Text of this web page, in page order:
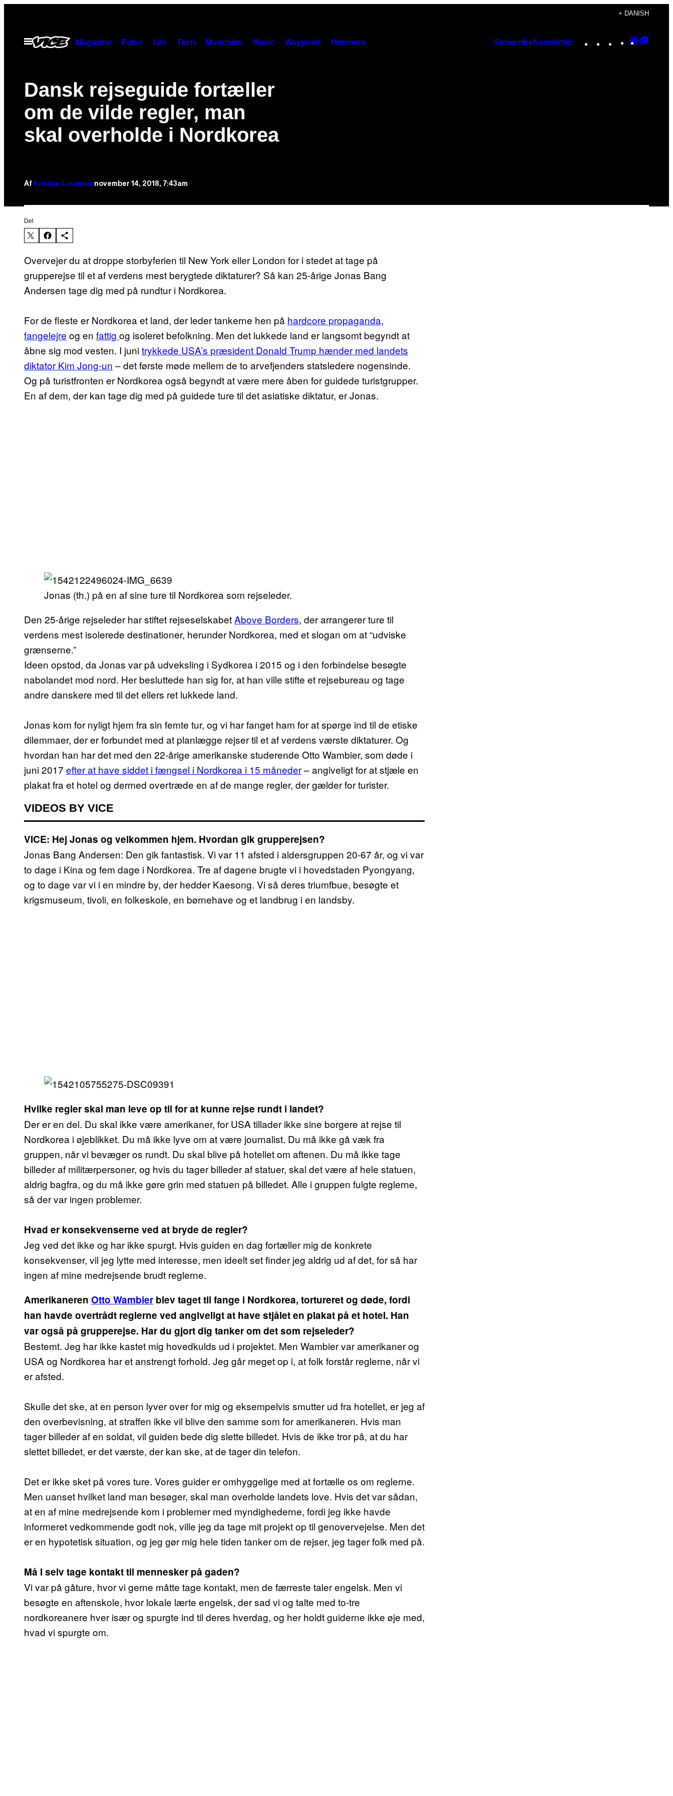
indhold
+ DANISH
Åbn
Menu
Magazine Pulse Life Tech Munchies Music Waypoint Members SubscribeNewsletter Instagram
TikTok
YouTube
Google
Dansk rejseguide fortæller
om de vilde regler, man
skal overholde i Nordkorea
Af Kristian Lauritzennovember 14, 2018, 7:43am
Del
Overvejer du at droppe storbyferien til New York eller London for i stedet at tage på
grupperejse til et af verdens mest berygtede diktaturer? Så kan 25-årige Jonas Bang
Andersen tage dig med på rundtur i Nordkorea.
For de fleste er Nordkorea et land, der leder tankerne hen på hardcore propaganda,
fangelejre og en fattig og isoleret befolkning. Men det lukkede land er langsomt begyndt at
åbne sig mod vesten. I junitrykkede USA’s præsident Donald Trump hænder med landets
diktator Kim Jong-un – det første møde mellem de to arvefjenders statsledere nogensinde.
Og på turistfronten er Nordkorea også begyndt at være mere åben for guidede turistgrupper.
En af dem, der kan tage dig med på guidede ture til det asiatiske diktatur, er Jonas.
Jonas (th.) på en af sine ture til Nordkorea som rejseleder.
Den 25-årige rejseleder har stiftet rejseselskabetAbove Borders, der arrangerer ture til
verdens mest isolerede destinationer, herunder Nordkorea, med et slogan om at “udviske
grænserne.”
Ideen opstod, da Jonas var på udveksling i Sydkorea i 2015 og i den forbindelse besøgte
nabolandet mod nord. Her besluttede han sig for, at han ville stifte et rejsebureau og tage
andre danskere med til det ellers ret lukkede land.
Jonas kom for nyligt hjem fra sin femte tur, og vi har fanget ham for at spørge ind til de etiske
dilemmaer, der er forbundet med at planlægge rejser til et af verdens værste diktaturer. Og
hvordan han har det med den 22-årige amerikanske studerende Otto Wambier, som døde i
juni 2017 efter at have siddet i fængsel i Nordkorea i 15 måneder– angiveligt for at stjæle en
plakat fra et hotel og dermed overtræde en af de mange regler, der gælder for turister.
VIDEOS BY VICE
VICE: Hej Jonas og velkommen hjem. Hvordan gik grupperejsen?
Jonas Bang Andersen: Den gik fantastisk. Vi var 11 afsted i aldersgruppen 20-67 år, og vi var
to dage i Kina og fem dage i Nordkorea. Tre af dagene brugte vi i hovedstaden Pyongyang,
og to dage var vi i en mindre by, der hedder Kaesong. Vi så deres triumfbue, besøgte et
krigsmuseum, tivoli, en folkeskole, en børnehave og et landbrug i en landsby.
Hvilke regler skal man leve op til for at kunne rejse rundt i landet?
Der er en del. Du skal ikke være amerikaner, for USA tillader ikke sine borgere at rejse til
Nordkorea i øjeblikket. Du må ikke lyve om at være journalist. Du må ikke gå væk fra
gruppen, når vi bevæger os rundt. Du skal blive på hotellet om aftenen. Du må ikke tage
billeder af militærpersoner, og hvis du tager billeder af statuer, skal det være af hele statuen,
aldrig bagfra, og du må ikke gøre grin med statuen på billedet. Alle i gruppen fulgte reglerne,
så der var ingen problemer.
Hvad er konsekvenserne ved at bryde de regler?
Jeg ved det ikke og har ikke spurgt. Hvis guiden en dag fortæller mig de konkrete
konsekvenser, vil jeg lytte med interesse, men ideelt set finder jeg aldrig ud af det, for så har
ingen af mine medrejsende brudt reglerne.
Amerikaneren Otto Wambier blev taget til fange i Nordkorea, tortureret og døde, fordi
han havde overtrådt reglerne ved angiveligt at have stjålet en plakat på et hotel. Han
var også på grupperejse. Har du gjort dig tanker om det som rejseleder?
Bestemt. Jeg har ikke kastet mig hovedkulds ud i projektet. Men Wambier var amerikaner og
USA og Nordkorea har et anstrengt forhold. Jeg går meget op i, at folk forstår reglerne, når vi
er afsted.
Skulle det ske, at en person lyver over for mig og eksempelvis smutter ud fra hotellet, er jeg af
den overbevisning, at straffen ikke vil blive den samme som for amerikaneren. Hvis man
tager billeder af en soldat, vil guiden bede dig slette billedet. Hvis de ikke tror på, at du har
slettet billedet, er det værste, der kan ske, at de tager din telefon.
Det er ikke sket på vores ture. Vores guider er omhyggelige med at fortælle os om reglerne.
Men uanset hvilket land man besøger, skal man overholde landets love. Hvis det var sådan,
at en af mine medrejsende kom i problemer med myndighederne, fordi jeg ikke havde
informeret vedkommende godt nok, ville jeg da tage mit projekt op til genovervejelse. Men det
er en hypotetisk situation, og jeg gør mig hele tiden tanker om de rejser, jeg tager folk med på.
Må I selv tage kontakt til mennesker på gaden?
Vi var på gåture, hvor vi gerne måtte tage kontakt, men de færreste taler engelsk. Men vi
besøgte en aftenskole, hvor lokale lærte engelsk, der sad vi og talte med to-tre
nordkoreanere hver især og spurgte ind til deres hverdag, og her holdt guiderne ikke øje med,
hvad vi spurgte om.